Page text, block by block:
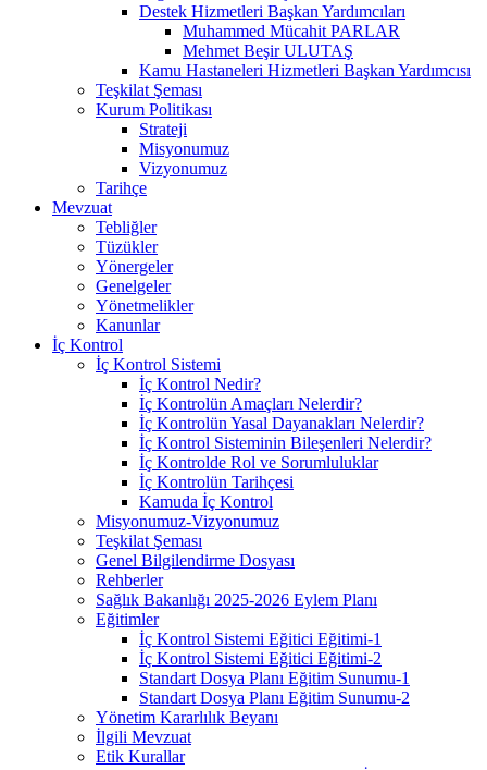
Destek Hizmetleri Başkan Yardımcıları
Muhammed Mücahit PARLAR
Mehmet Beşir ULUTAŞ
Kamu Hastaneleri Hizmetleri Başkan Yardımcısı
Teşkilat Şeması
Kurum Politikası
Strateji
Misyonumuz
Vizyonumuz
Tarihçe
Mevzuat
Tebliğler
Tüzükler
Yönergeler
Genelgeler
Yönetmelikler
Kanunlar
İç Kontrol
İç Kontrol Sistemi
İç Kontrol Nedir?
İç Kontrolün Amaçları Nelerdir?
İç Kontrolün Yasal Dayanakları Nelerdir?
İç Kontrol Sisteminin Bileşenleri Nelerdir?
İç Kontrolde Rol ve Sorumluluklar
İç Kontrolün Tarihçesi
Kamuda İç Kontrol
Misyonumuz-Vizyonumuz
Teşkilat Şeması
Genel Bilgilendirme Dosyası
Rehberler
Sağlık Bakanlığı 2025-2026 Eylem Planı
Eğitimler
İç Kontrol Sistemi Eğitici Eğitimi-1
İç Kontrol Sistemi Eğitici Eğitimi-2
Standart Dosya Planı Eğitim Sunumu-1
Standart Dosya Planı Eğitim Sunumu-2
Yönetim Kararlılık Beyanı
İlgili Mevzuat
Etik Kurallar